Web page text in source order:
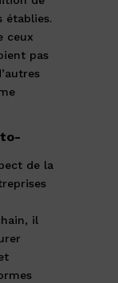
établies.
ceux
pas
de la
il